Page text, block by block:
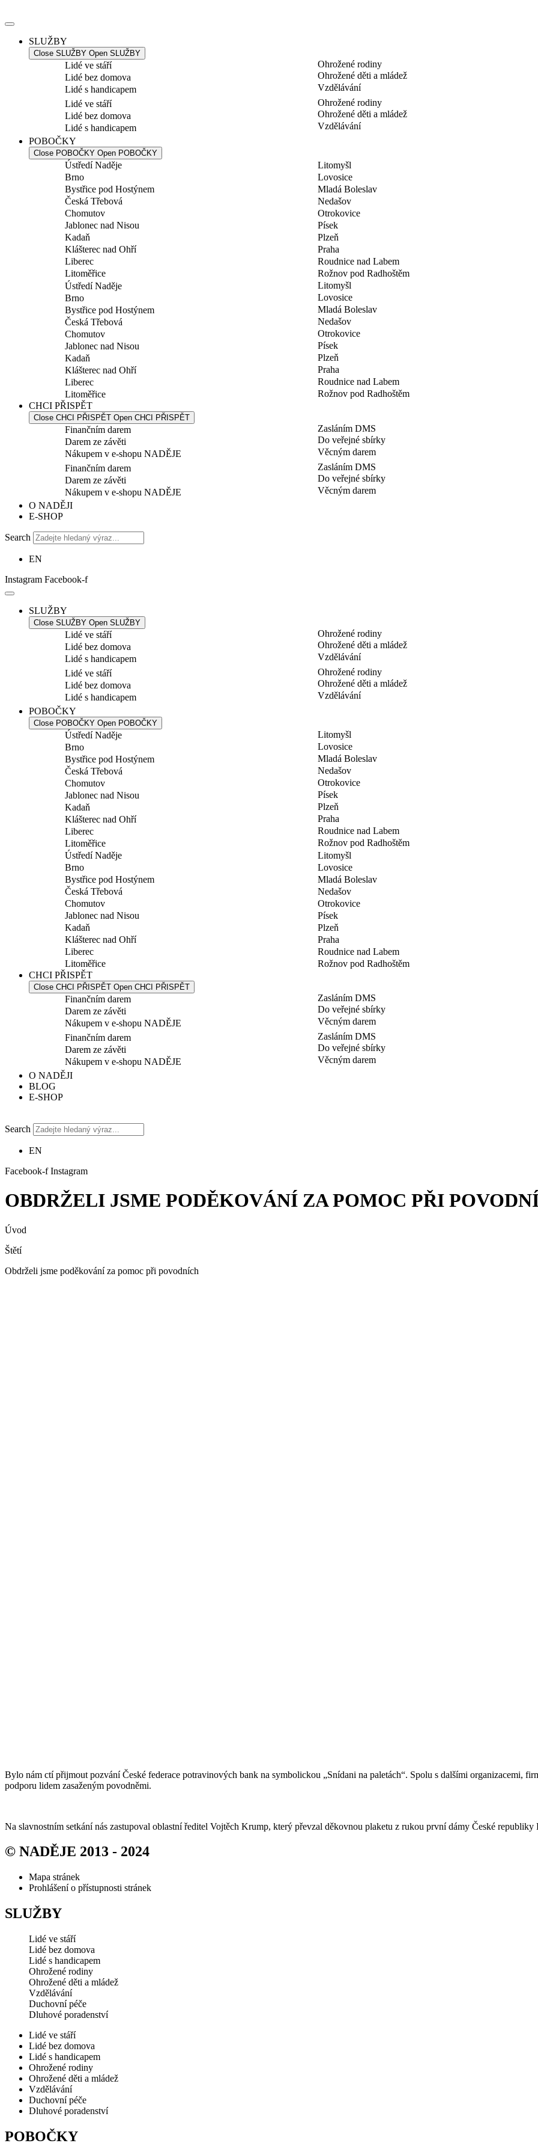
k
SLUŽBY
Close SLUŽBY Open SLUŽBY
Lidé ve stáří
Lidé bez domova
Lidé s handicapem
Ohrožené rodiny
Ohrožené děti a mládež
Vzdělávání
Lidé ve stáří
Lidé bez domova
Lidé s handicapem
Ohrožené rodiny
Ohrožené děti a mládež
Vzdělávání
POBOČKY
Close POBOČKY Open POBOČKY
Ústředí Naděje
Brno
Bystřice pod Hostýnem
Česká Třebová
Chomutov
Jablonec nad Nisou
Kadaň
Klášterec nad Ohří
Liberec
Litoměřice
Litomyšl
Lovosice
Mladá Boleslav
Nedašov
Otrokovice
Písek
Plzeň
Praha
Roudnice nad Labem
Rožnov pod Radhoštěm
Ústředí Naděje
Brno
Bystřice pod Hostýnem
Česká Třebová
Chomutov
Jablonec nad Nisou
Kadaň
Klášterec nad Ohří
Liberec
Litoměřice
Litomyšl
Lovosice
Mladá Boleslav
Nedašov
Otrokovice
Písek
Plzeň
Praha
Roudnice nad Labem
Rožnov pod Radhoštěm
CHCI PŘISPĚT
Close CHCI PŘISPĚT Open CHCI PŘISPĚT
Finančním darem
Darem ze závěti
Nákupem v e-shopu NADĚJE
Zasláním DMS
Do veřejné sbírky
Věcným darem
Finančním darem
Darem ze závěti
Nákupem v e-shopu NADĚJE
Zasláním DMS
Do veřejné sbírky
Věcným darem
O NADĚJI
E-SHOP
Search
EN
Instagram Facebook-f
SLUŽBY
Close SLUŽBY Open SLUŽBY
Lidé ve stáří
Lidé bez domova
Lidé s handicapem
Ohrožené rodiny
Ohrožené děti a mládež
Vzdělávání
Lidé ve stáří
Lidé bez domova
Lidé s handicapem
Ohrožené rodiny
Ohrožené děti a mládež
Vzdělávání
POBOČKY
Close POBOČKY Open POBOČKY
Ústředí Naděje
Brno
Bystřice pod Hostýnem
Česká Třebová
Chomutov
Jablonec nad Nisou
Kadaň
Klášterec nad Ohří
Liberec
Litoměřice
Litomyšl
Lovosice
Mladá Boleslav
Nedašov
Otrokovice
Písek
Plzeň
Praha
Roudnice nad Labem
Rožnov pod Radhoštěm
Ústředí Naděje
Brno
Bystřice pod Hostýnem
Česká Třebová
Chomutov
Jablonec nad Nisou
Kadaň
Klášterec nad Ohří
Liberec
Litoměřice
Litomyšl
Lovosice
Mladá Boleslav
Nedašov
Otrokovice
Písek
Plzeň
Praha
Roudnice nad Labem
Rožnov pod Radhoštěm
CHCI PŘISPĚT
Close CHCI PŘISPĚT Open CHCI PŘISPĚT
Finančním darem
Darem ze závěti
Nákupem v e-shopu NADĚJE
Zasláním DMS
Do veřejné sbírky
Věcným darem
Finančním darem
Darem ze závěti
Nákupem v e-shopu NADĚJE
Zasláním DMS
Do veřejné sbírky
Věcným darem
O NADĚJI
BLOG
E-SHOP
Search
EN
Facebook-f Instagram
OBDRŽELI JSME PODĚKOVÁNÍ ZA POMOC PŘI
Úvod
Štětí
Obdrželi jsme poděkování za pomoc při povodních
Bylo nám ctí přijmout pozvání České federace potravinových bank na symbolickou „Snídani na paletách“. Spolu s dalšími organizacemi,
podporu lidem zasaženým povodněmi.
Na slavnostním setkání nás zastupoval oblastní ředitel Vojtěch Krump, který převzal děkovnou plaketu z rukou první dámy České republiky
© NADĚJE 2013 - 2024
Mapa stránek
Prohlášení o přístupnosti stránek
SLUŽBY
Lidé ve stáří
Lidé bez domova
Lidé s handicapem
Ohrožené rodiny
Ohrožené děti a mládež
Vzdělávání
Duchovní péče
Dluhové poradenství
Lidé ve stáří
Lidé bez domova
Lidé s handicapem
Ohrožené rodiny
Ohrožené děti a mládež
Vzdělávání
Duchovní péče
Dluhové poradenství
POBOČKY